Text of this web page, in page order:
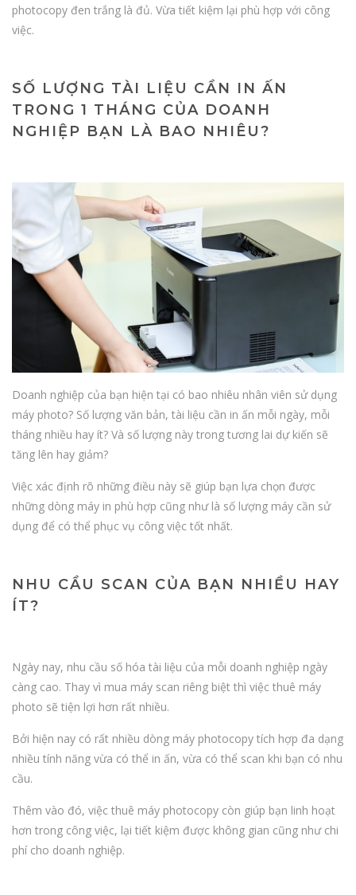
photocopy đen trắng là đủ. Vừa tiết kiệm lại phù hợp với công
việc.
SỐ LƯỢNG TÀI LIỆU CẦN IN ẤN
TRONG 1 THÁNG CỦA DOANH
NGHIỆP BẠN LÀ BAO NHIÊU?
Doanh nghiệp của bạn hiện tại có bao nhiêu nhân viên sử dụng
máy photo? Số lượng văn bản, tài liệu cần in ấn mỗi ngày, mỗi
tháng nhiều hay ít? Và số lượng này trong tương lai dự kiến sẽ
tăng lên hay giảm?
Việc xác định rõ những điều này sẽ giúp bạn lựa chọn được
những dòng máy in phù hợp cũng như là số lượng máy cần sử
dụng để có thể phục vụ công việc tốt nhất.
NHU CẦU SCAN CỦA BẠN NHIỀU HAY
ÍT?
Ngày nay, nhu cầu số hóa tài liệu của mỗi doanh nghiệp ngày
càng cao. Thay vì mua máy scan riêng biệt thì việc thuê máy
photo sẽ tiện lợi hơn rất nhiều.
Bởi hiện nay có rất nhiều dòng máy photocopy tích hợp đa dạng
nhiều tính năng vừa có thể in ấn, vừa có thể scan khi bạn có nhu
cầu.
Thêm vào đó, việc thuê máy photocopy còn giúp bạn linh hoạt
hơn trong công việc, lại tiết kiệm được không gian cũng như chi
phí cho doanh nghiệp.